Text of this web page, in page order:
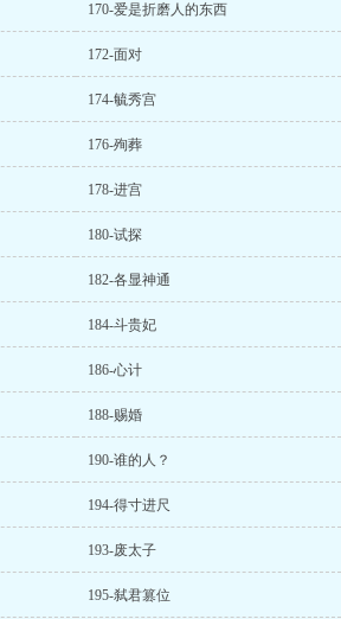
170-爱是折磨人的东西
172-面对
174-毓秀宫
176-殉葬
178-进宫
180-试探
182-各显神通
184-斗贵妃
186-心计
188-赐婚
190-谁的人？
194-得寸进尺
193-废太子
195-弑君篡位